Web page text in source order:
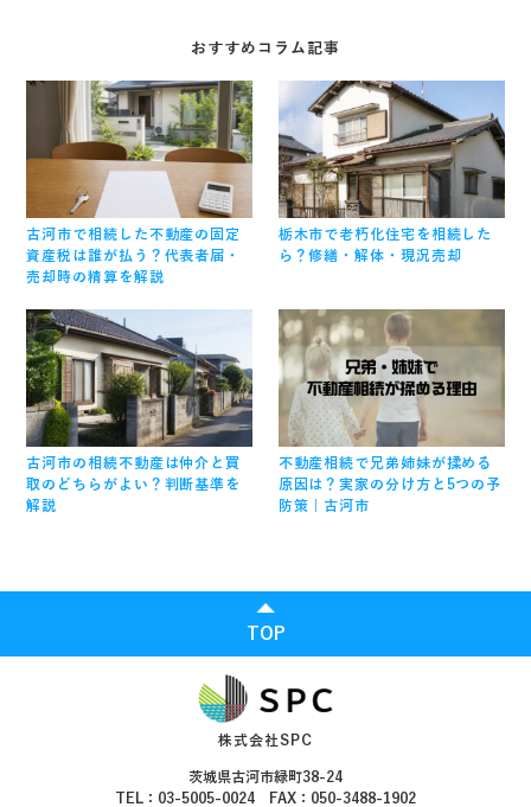
おすすめコラム記事
古河市で相続した不動産の固定
資産税は誰が払う？代表者届・
売却時の精算を解説
栃木市で老朽化住宅を相続した
ら？修繕・解体・現況売却
古河市の相続不動産は仲介と買
取のどちらがよい？判断基準を
解説
不動産相続で兄弟姉妹が揉める
原因は？実家の分け方と5つの予
防策｜古河市
TOP
株式会社SPC
茨城県古河市緑町38-24
TEL：03-5005-0024 FAX：050-3488-1902